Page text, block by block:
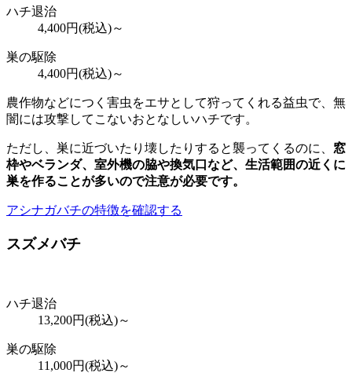
ハチ退治
4,400円(税込)～
巣の駆除
4,400円(税込)～
農作物などにつく害虫をエサとして狩ってくれる益虫で、無
闇には攻撃してこないおとなしいハチです。
ただし、巣に近づいたり壊したりすると襲ってくるのに、 窓
枠やベランダ、室外機の脇や換気口など、 生活範囲の近くに
巣を作ることが多いので注意が必要です。
アシナガバチの特徴を確認する
スズメバチ
ハチ退治
13,200円(税込)～
巣の駆除
11,000円(税込)～